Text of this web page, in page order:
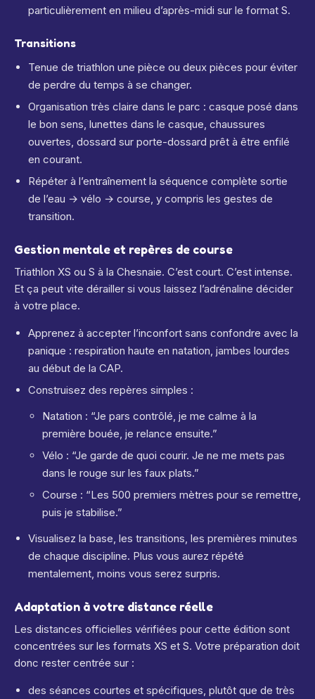
particulièrement en milieu d’après-midi sur le format S.
Transitions
Tenue de triathlon une pièce ou deux pièces pour éviter
de perdre du temps à se changer.
Organisation très claire dans le parc : casque posé dans
le bon sens, lunettes dans le casque, chaussures
ouvertes, dossard sur porte-dossard prêt à être enfilé
en courant.
Répéter à l’entraînement la séquence complète sortie
de l’eau → vélo → course, y compris les gestes de
transition.
Gestion mentale et repères de course
Triathlon XS ou S à la Chesnaie. C’est court. C’est intense.
Et ça peut vite dérailler si vous laissez l’adrénaline décider
à votre place.
Apprenez à accepter l’inconfort sans confondre avec la
panique : respiration haute en natation, jambes lourdes
au début de la CAP.
Construisez des repères simples :
Natation : “Je pars contrôlé, je me calme à la
première bouée, je relance ensuite.”
Vélo : “Je garde de quoi courir. Je ne me mets pas
dans le rouge sur les faux plats.”
Course : “Les 500 premiers mètres pour se remettre,
puis je stabilise.”
Visualisez la base, les transitions, les premières minutes
de chaque discipline. Plus vous aurez répété
mentalement, moins vous serez surpris.
Adaptation à votre distance réelle
Les distances officielles vérifiées pour cette édition sont
concentrées sur les formats XS et S. Votre préparation doit
donc rester centrée sur :
des séances courtes et spécifiques, plutôt que de très